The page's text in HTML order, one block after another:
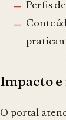
Perfis
Impacto
O portal